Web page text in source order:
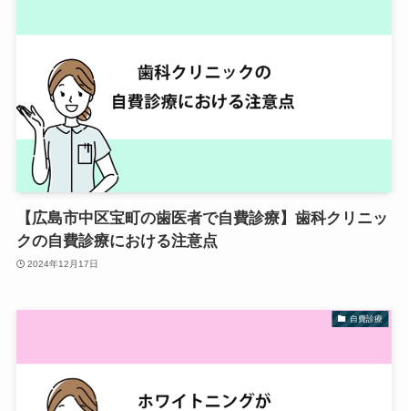
【広島市中区宝町の歯医者で自費診療】歯科クリニッ
クの自費診療における注意点
2024年12月17日
自費診療